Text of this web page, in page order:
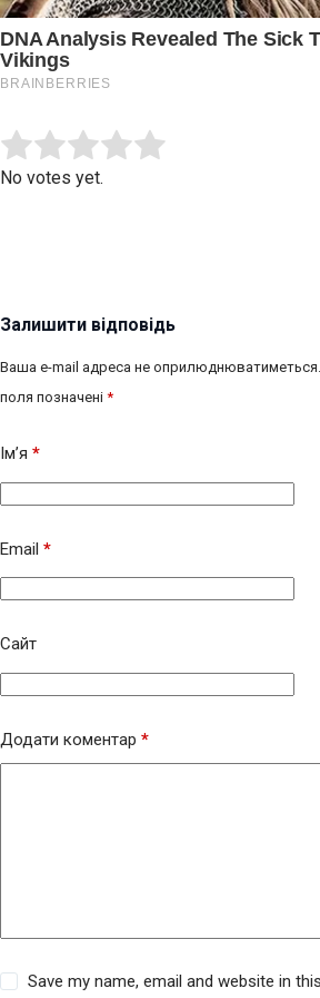
Rate this item:
No votes yet.
Залишити відповідь
Ваша e-mail адреса не оприлюднюватиметься.
поля позначені *
Ім’я *
Email *
Сайт
Додати коментар *
Save my name, email and website in